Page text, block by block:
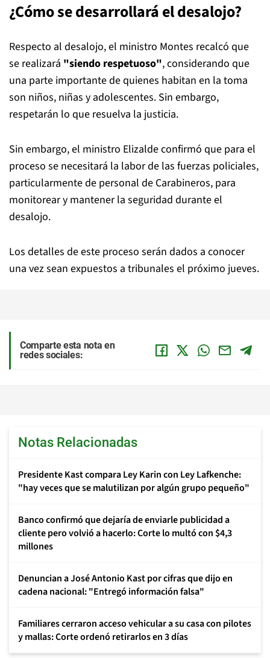
¿Cómo se desarrollará el desalojo?
Respecto al desalojo, el ministro Montes recalcó que
se realizará "siendo respetuoso", considerando que
una parte importante de quienes habitan en la toma
son niños, niñas y adolescentes. Sin embargo,
respetarán lo que resuelva la justicia.
Sin embargo, el ministro Elizalde confirmó que para el
proceso se necesitará la labor de las fuerzas policiales,
particularmente de personal de Carabineros, para
monitorear y mantener la seguridad durante el
desalojo.
Los detalles de este proceso serán dados a conocer
una vez sean expuestos a tribunales el próximo jueves.
Comparte esta nota en
redes sociales:
Notas Relacionadas
Presidente Kast compara Ley Karin con Ley Lafkenche:
"hay veces que se malutilizan por algún grupo pequeño"
Banco confirmó que dejaría de enviarle publicidad a
cliente pero volvió a hacerlo: Corte lo multó con $4,3
millones
Denuncian a José Antonio Kast por cifras que dijo en
cadena nacional: "Entregó información falsa"
Familiares cerraron acceso vehicular a su casa con pilotes
y mallas: Corte ordenó retirarlos en 3 días